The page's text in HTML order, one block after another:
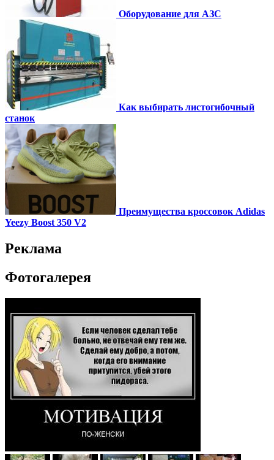
Оборудование для АЗС
Как выбирать листогибочный
станок
Преимущества кроссовок Adidas
Yeezy Boost 350 V2
Реклама
Фотогалерея